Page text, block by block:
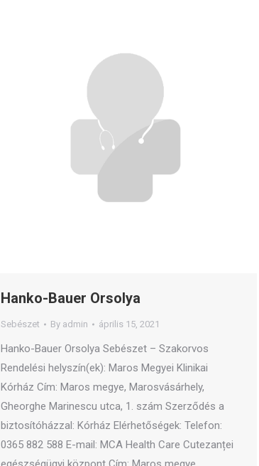
Hanko-Bauer Orsolya
Sebészet By admin április 15, 2021
Hanko-Bauer Orsolya Sebészet – Szakorvos
Rendelési helyszín(ek): Maros Megyei Klinikai
Kórház Cím: Maros megye, Marosvásárhely,
Gheorghe Marinescu utca, 1. szám Szerződés a
biztosítóházzal: Kórház Elérhetőségek: Telefon:
0365 882 588 E-mail: MCA Health Care Cutezanței